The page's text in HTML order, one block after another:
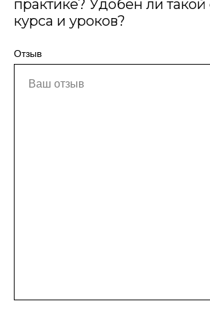
практике? Удобен ли
курса и уроков?
Отзыв